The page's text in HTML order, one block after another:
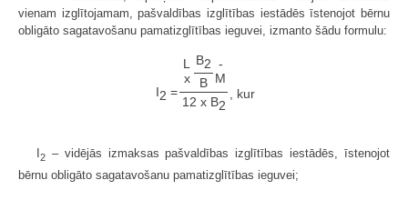
vienam izglītojamam, pašvaldības izglītības iestādēs īstenojot bērnu
obligāto sagatavošanu pamatizglītības ieguvei, izmanto šādu formulu:
L
x
B2 -
M
I2 =
B
, kur
12 x B2
2 – vidējās izmaksas pašvaldības izglītības iestādēs, īstenojot
bērnu obligāto sagatavošanu pamatizglītības ieguvei;